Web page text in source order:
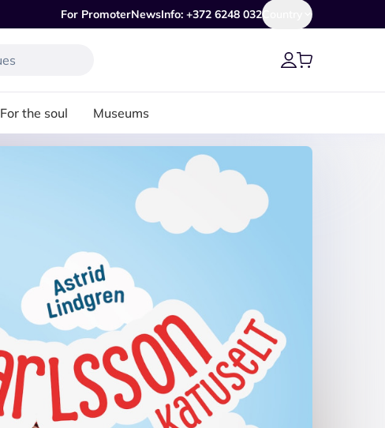
For PromoterNewsInfo: +372 6248 032Country
For the soul Museums